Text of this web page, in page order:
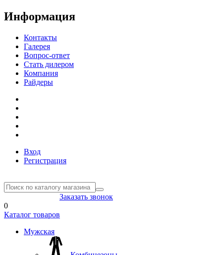
Информация
Контакты
Галерея
Вопрос-ответ
Стать дилером
Компания
Райдеры
Вход
Регистрация
Заказать звонок
0
Каталог товаров
Мужская